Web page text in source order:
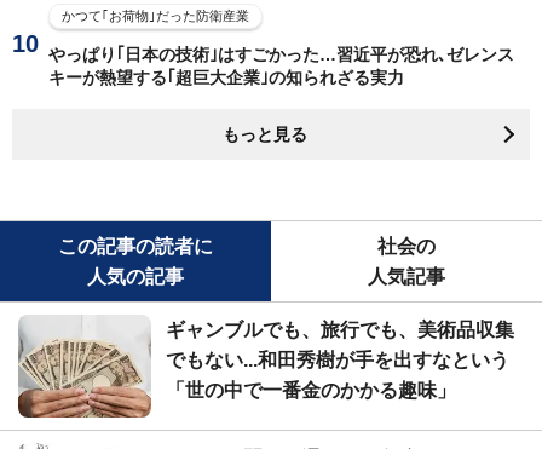
かつて｢お荷物｣だった防衛産業
やっぱり｢日本の技術｣はすごかった…習近平が恐れ､ゼレンス
キーが熱望する｢超巨大企業｣の知られざる実力
もっと見る
この記事の読者に
人気の記事
社会の
人気記事
ギャンブルでも、旅行でも、美術品収集
でもない...和田秀樹が手を出すなという
「世の中で一番金のかかる趣味」